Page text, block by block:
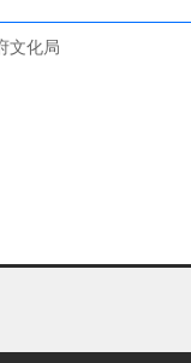
文化局